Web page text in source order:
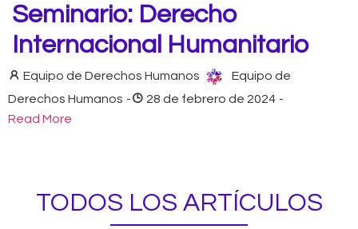
Seminario: Derecho
Internacional Humanitario
Equipo de Derechos Humanos
Equipo de
Derechos Humanos - 28 de febrero de 2024 -
Read More
TODOS LOS ARTÍCULOS